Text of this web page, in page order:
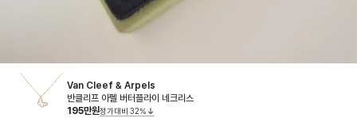
Van Cleef & Arpels
반클리프 아펠 버터플라이 네크리스
195만원정가대비 32%